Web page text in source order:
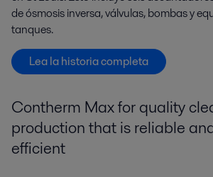
de ósmosis inversa, válvulas, bombas y
tanques.
Lea la historia completa
Contherm Max for quality
production that is reliable
efficient